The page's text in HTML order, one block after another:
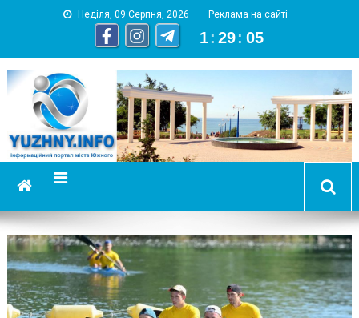
Неділя, 09 Серпня, 2026 Реклама на сайті
1 : 29 : 06
YUZHNY.INFO
информационный портал города Южный